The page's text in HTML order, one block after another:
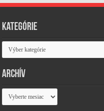
Kategórie
Kategórie
Archív
Archív